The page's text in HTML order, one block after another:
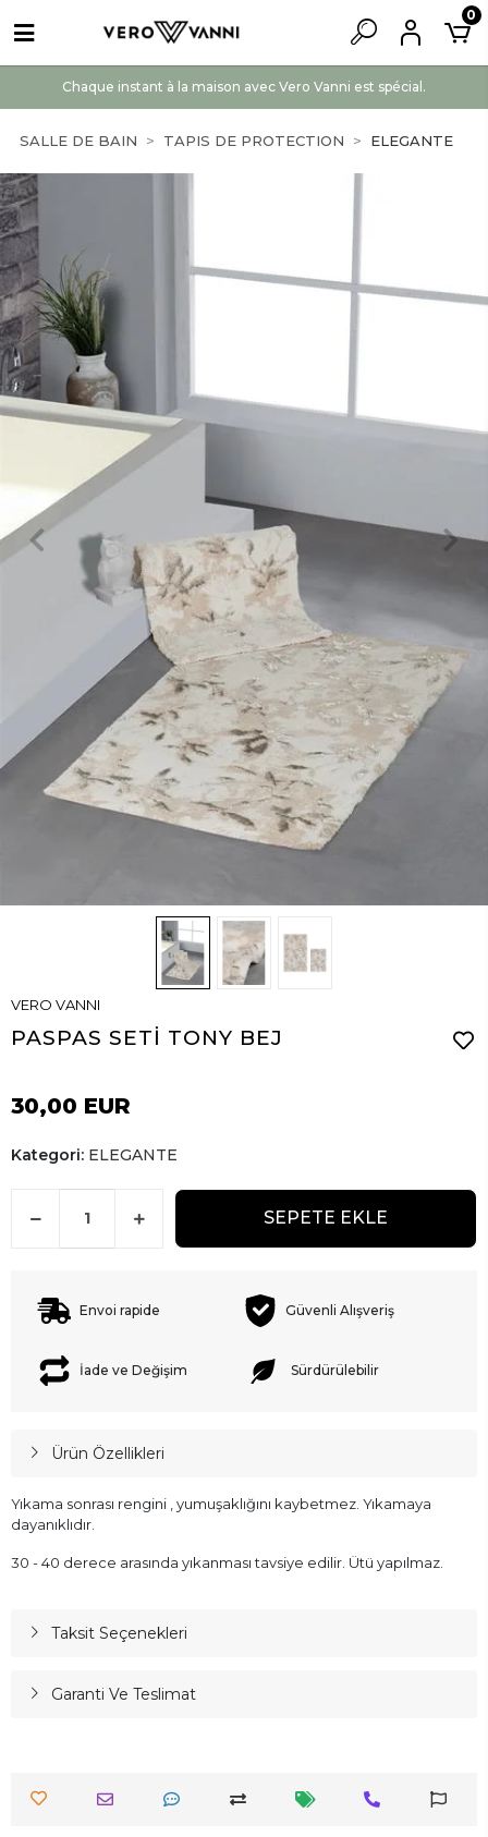
Chaque instant à la maison avec Vero Vanni est spécial.
0
SALLE DE BAIN TAPIS DE PROTECTION ELEGANTE
VERO VANNI
PASPAS SETİ TONY BEJ
30,00 EUR
Kategori: ELEGANTE
SEPETE EKLE
Envoi rapide Güvenli Alışveriş
İade ve Değişim Sürdürülebilir
Ürün Özellikleri
Yıkama sonrası rengini , yumuşaklığını kaybetmez. Yıkamaya
dayanıklıdır.
30 - 40 derece arasında yıkanması tavsiye edilir. Ütü yapılmaz.
Taksit Seçenekleri
Garanti Ve Teslimat